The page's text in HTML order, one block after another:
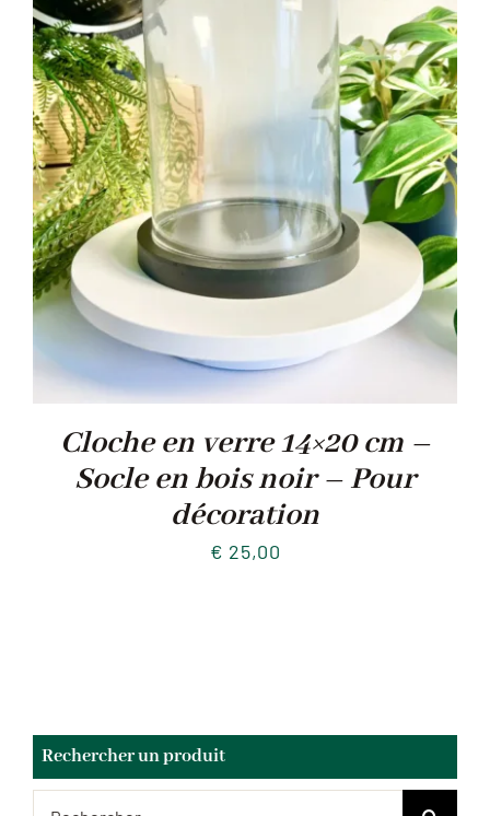
Cloche en verre 14×20 cm –
Socle en bois noir – Pour
décoration
€ 25,00
Rechercher un produit